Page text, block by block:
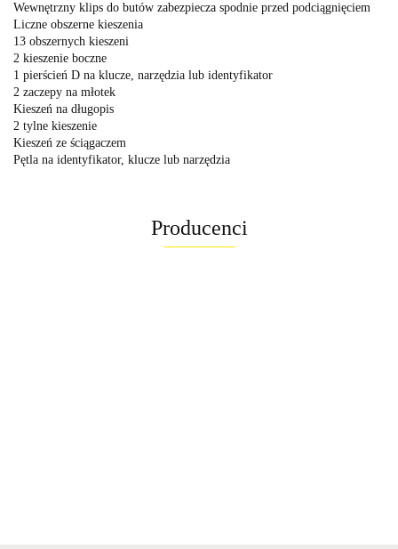
Wewnętrzny klips do butów zabezpiecza spodnie przed podciągnięciem
Liczne obszerne kieszenia
13 obszernych kieszeni
2 kieszenie boczne
1 pierścień D na klucze, narzędzia lub identyfikator
2 zaczepy na młotek
Kieszeń na długopis
2 tylne kieszenie
Kieszeń ze ściągaczem
Pętla na identyfikator, klucze lub narzędzia
Producenci